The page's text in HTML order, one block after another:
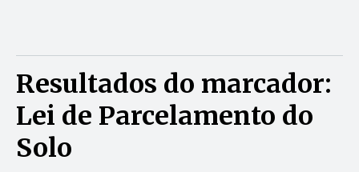
Resultados do marcador:
Lei de Parcelamento do
Solo